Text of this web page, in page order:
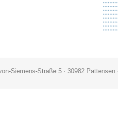
Siemens-Straße 5 · 30982 Pattensen